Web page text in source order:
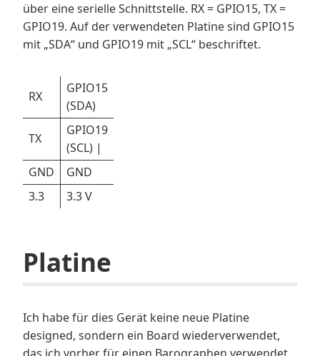
über eine serielle Schnittstelle. RX = GPIO15, TX =
GPIO19. Auf der verwendeten Platine sind GPIO15
mit „SDA“ und GPIO19 mit „SCL“ beschriftet.
RX
GPIO15
(SDA)
TX
GPIO19
(SCL) |
GND
GND
3.3
3.3 V
Platine
Ich habe für dies Gerät keine neue Platine
designed, sondern ein Board wiederverwendet,